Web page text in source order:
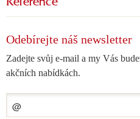
Reference
Odebírejte náš newsletter
Zadejte svůj e-mail a my Vás
akčních nabídkách.